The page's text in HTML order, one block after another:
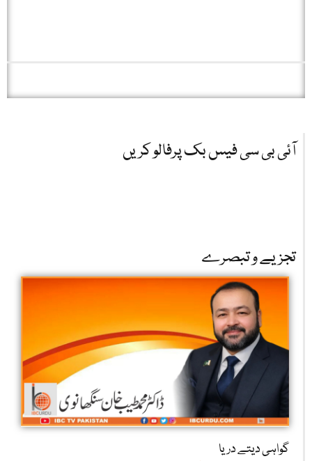
آئی بی سی فیس بک پرفالو کریں
تجزیے و تبصرے
گواہی دیتے دریا